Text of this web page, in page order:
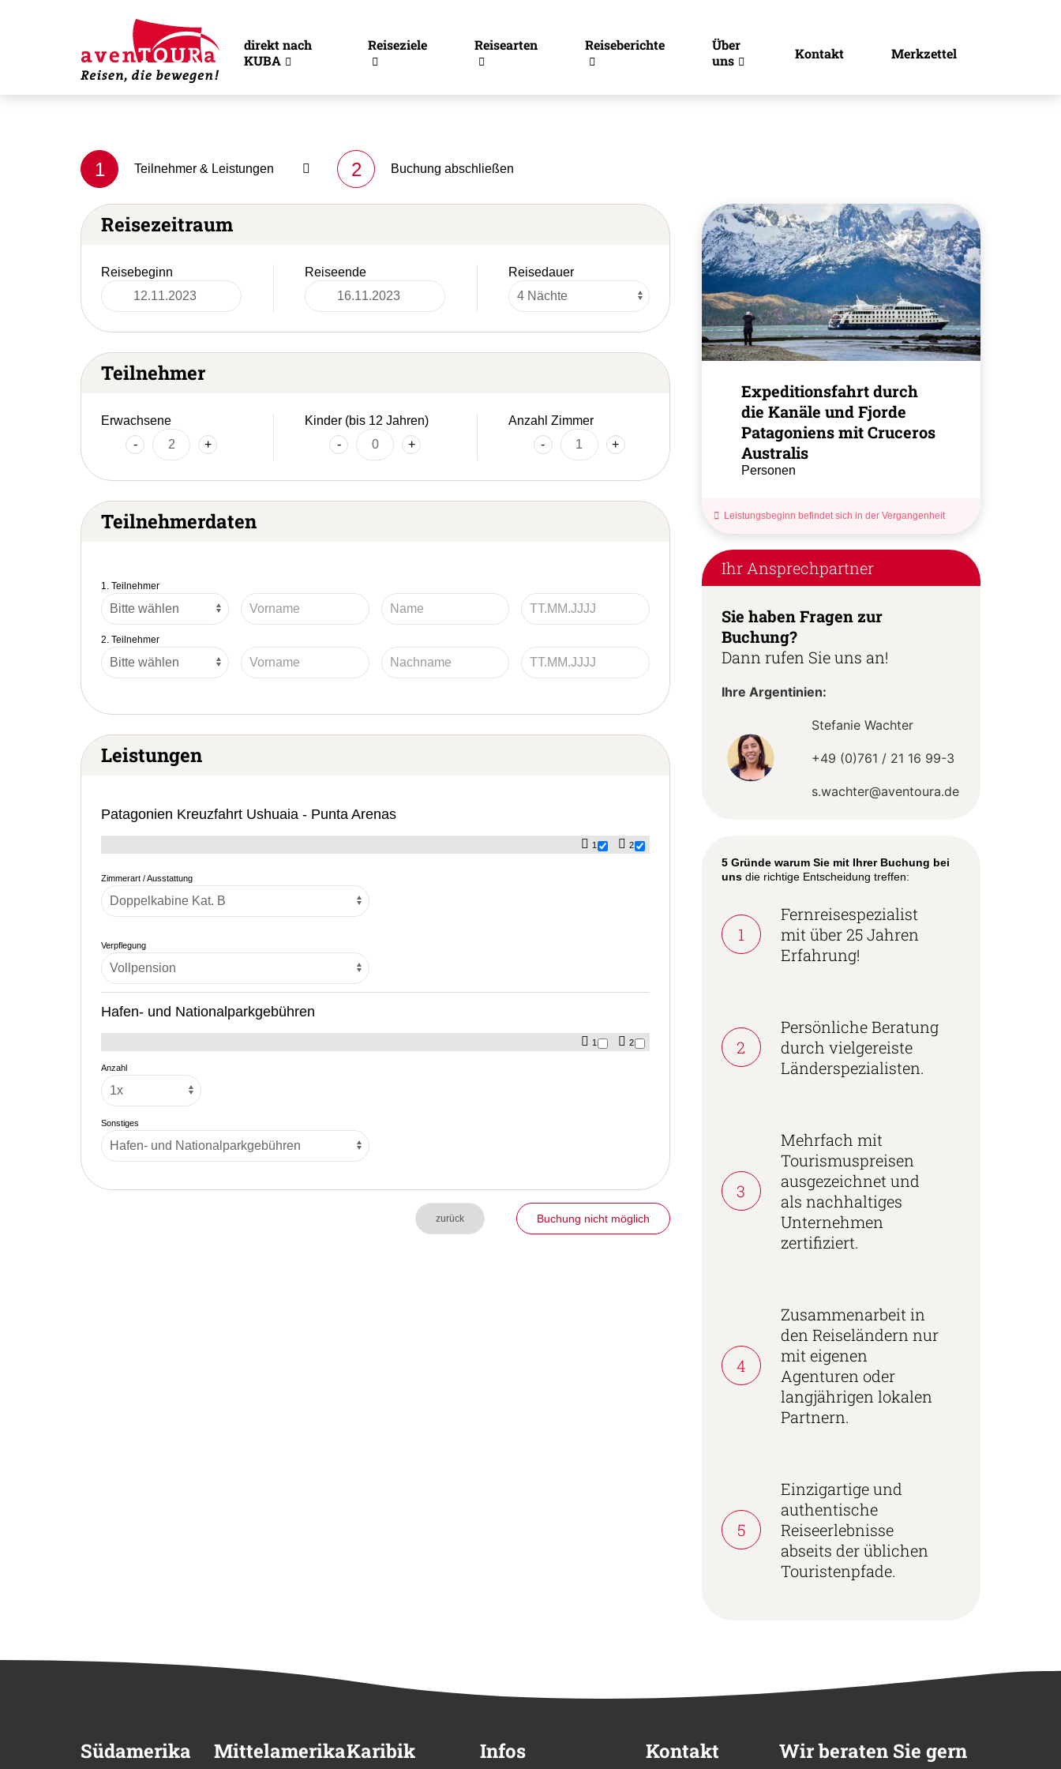
direkt nach
KUBA
Reiseziele Reisearten Reiseberichte
Über
uns
Kontakt Merkzettel
1 Teilnehmer & Leistungen 2 Buchung abschließen
Reisezeitraum
Reisebeginn Reiseende Reisedauer
Teilnehmer
Erwachsene
-
+
Kinder (bis 12 Jahren)
-
+
Anzahl Zimmer
-
+
Teilnehmerdaten
1. Teilnehmer
2. Teilnehmer
Leistungen
Patagonien Kreuzfahrt Ushuaia - Punta Arenas
1 2
Zimmerart / Ausstattung
Verpflegung
Hafen- und Nationalparkgebühren
1 2
Anzahl
Sonstiges
zurück Buchung nicht möglich
Expeditionsfahrt durch
die Kanäle und Fjorde
Patagoniens mit Cruceros
Australis
Personen
Leistungsbeginn befindet sich in der Vergangenheit
Ihr Ansprechpartner
Sie haben Fragen zur
Buchung?
Dann rufen Sie uns an!
Ihre Argentinien:
Stefanie Wachter
+49 (0)761 / 21 16 99-3
s.wachter@aventoura.de
5 Gründe warum Sie mit Ihrer Buchung bei
unsdie richtige Entscheidung treffen:
1
Fernreisespezialist
mit über 25 Jahren
Erfahrung!
2
Persönliche Beratung
durch vielgereiste
Länderspezialisten.
3
Mehrfach mit
Tourismuspreisen
ausgezeichnet und
als nachhaltiges
Unternehmen
zertifiziert.
4
Zusammenarbeit in
den Reiseländern nur
mit eigenen
Agenturen oder
langjährigen lokalen
Partnern.
5
Einzigartige und
authentische
Reiseerlebnisse
abseits der üblichen
Touristenpfade.
Südamerika MittelamerikaKaribik Infos Kontakt Wir beraten Sie gern